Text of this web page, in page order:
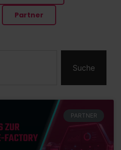
Partner
Suche
PARTNER